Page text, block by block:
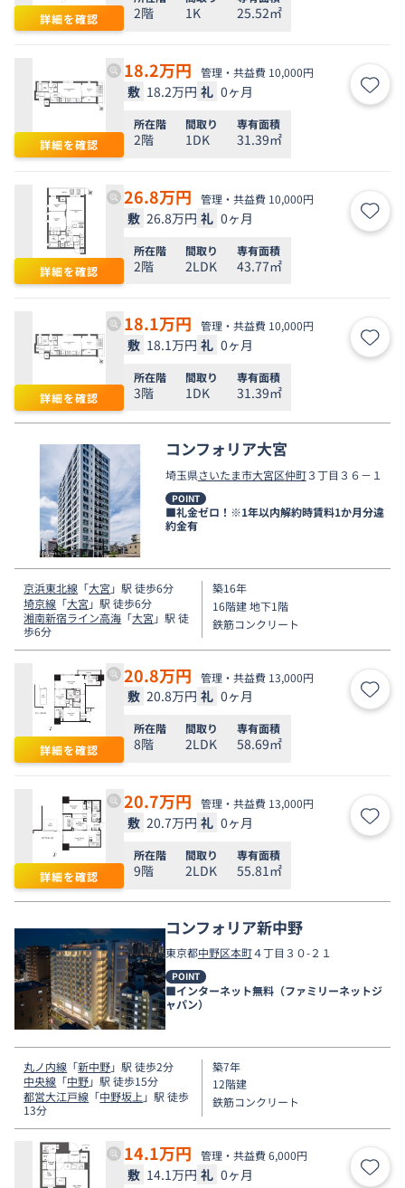
詳細を確認 2階 1K 25.52㎡
詳細を確認
18.2万円 管理・共益費 10,000円
敷 18.2万円 礼 0ヶ月 お気
所在階
2階
間取り
1DK
専有面積
31.39㎡
詳細を確認
26.8万円 管理・共益費 10,000円
敷 26.8万円 礼 0ヶ月 お気
所在階
2階
間取り
2LDK
専有面積
43.77㎡
詳細を確認
18.1万円 管理・共益費 10,000円
敷 18.1万円 礼 0ヶ月 お気
所在階
3階
間取り
1DK
専有面積
31.39㎡
コンフォリア大宮
埼玉県さいたま市大宮区仲町３丁目３６－１
POINT
■礼金ゼロ！※1年以内解約時賃料1か月分違
約金有
京浜東北線 「大宮 」駅 徒歩6分
埼京線 「大宮 」駅 徒歩6分
湘南新宿ライン高海 「大宮 」駅 徒
歩6分
築16年
16階建 地下1階
鉄筋コンクリート
詳細を確認
20.8万円 管理・共益費 13,000円
敷 20.8万円 礼 0ヶ月 お気
所在階
8階
間取り
2LDK
専有面積
58.69㎡
詳細を確認
20.7万円 管理・共益費 13,000円
敷 20.7万円 礼 0ヶ月 お気
所在階
9階
間取り
2LDK
専有面積
55.81㎡
コンフォリア新中野
東京都中野区本町４丁目３０-２１
POINT
■インターネット無料（ファミリーネットジ
ャパン）
丸ノ内線 「新中野」駅 徒歩2分
中央線 「中野」駅 徒歩15分
都営大江戸線 「中野坂上 」駅 徒歩
13分
築7年
12階建
鉄筋コンクリート
14.1万円 管理・共益費 6,000円
敷 14.1万円 礼 0ヶ月 お気